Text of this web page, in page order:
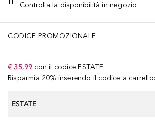
AGGIUNGI AL CARRELLO
Controlla la disponibilità in negozio
CODICE PROMOZIONALE
€ 35,99 con il codice ESTATE
Risparmia 20% inserendo il codice a carrello:
ESTATE